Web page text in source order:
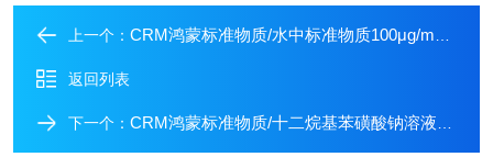
上一个： CRM鸿蒙标准物质/水中标准物质100μg/mL50mL
返回列表
下一个： CRM鸿蒙标准物质/十二烷基苯磺酸钠溶液标准物质（阴离子洗涤剂）1000μg/mL50mL